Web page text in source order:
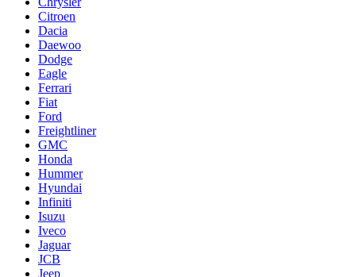
Citroen
Dacia
Daewoo
Dodge
Eagle
Ferrari
Fiat
Ford
Freightliner
GMC
Honda
Hummer
Hyundai
Infiniti
Isuzu
Iveco
Jaguar
JCB
Jeep